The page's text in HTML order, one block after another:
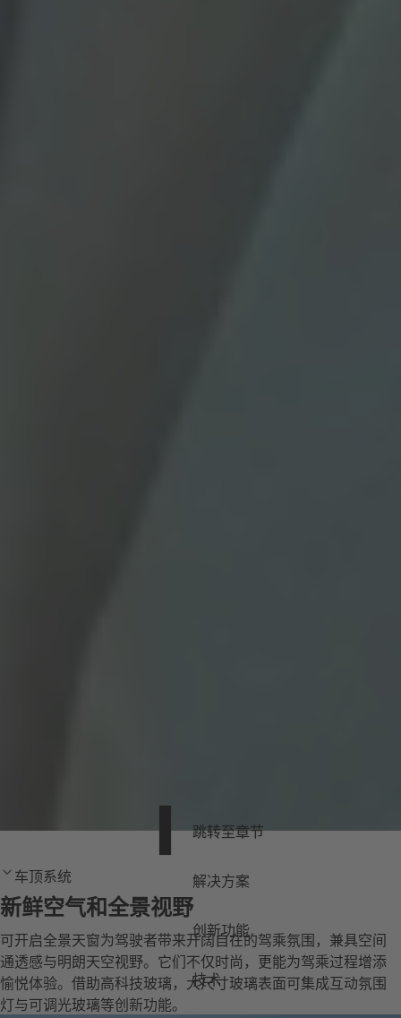
跳转至章节
解决方案
创新功能
技术
车顶系统
新鲜空气和全景视野
可开启全景天窗为驾驶者带来开阔自在的驾乘氛围，兼具空间
通透感与明朗天空视野。它们不仅时尚，更能为驾乘过程增添
愉悦体验。借助高科技玻璃，大尺寸玻璃表面可集成互动氛围
灯与可调光玻璃等创新功能。